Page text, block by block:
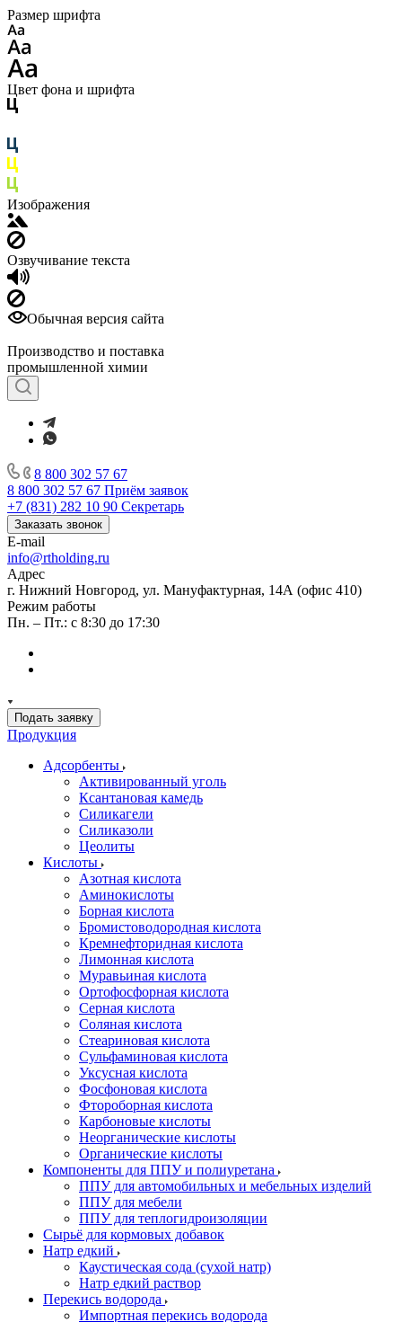
Размер шрифта
Цвет фона и шрифта
Изображения
Озвучивание текста
Обычная версия сайта
Производство и поставка
промышленной химии
8 800 302 57 67
8 800 302 57 67 Приём заявок
+7 (831) 282 10 90 Секретарь
Заказать звонок
E-mail
info@rtholding.ru
Адрес
г. Нижний Новгород, ул. Мануфактурная, 14А (офис 410)
Режим работы
Пн. – Пт.: с 8:30 до 17:30
Подать заявку
Продукция
Адсорбенты
Активированный уголь
Ксантановая камедь
Силикагели
Силиказоли
Цеолиты
Кислоты
Азотная кислота
Аминокислоты
Борная кислота
Бромистоводородная кислота
Кремнефторидная кислота
Лимонная кислота
Муравьиная кислота
Ортофосфорная кислота
Серная кислота
Соляная кислота
Стеариновая кислота
Сульфаминовая кислота
Уксусная кислота
Фосфоновая кислота
Фтороборная кислота
Карбоновые кислоты
Неорганические кислоты
Органические кислоты
Компоненты для ППУ и полиуретана
ППУ для автомобильных и мебельных изделий
ППУ для мебели
ППУ для теплогидроизоляции
Сырьё для кормовых добавок
Натр едкий
Каустическая сода (сухой натр)
Натр едкий раствор
Перекись водорода
Импортная перекись водорода